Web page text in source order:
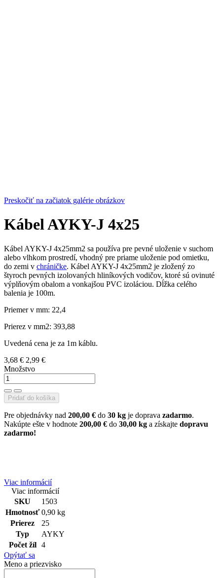
Preskočiť na začiatok galérie obrázkov
Kábel AYKY-J 4x25
Kábel AYKY-J 4x25mm2 sa používa pre pevné uloženie v suchom
alebo vlhkom prostredí, vhodný pre priame uloženie pod omietku,
do zemi v chráničke. Kábel AYKY-J 4x25mm2 je zložený zo
štyroch pevných izolovaných hliníkových vodičov, ktoré sú ovinuté
výplňovým obalom a vonkajšou PVC izoláciou. Dĺžka celého
balenia je 100m.
Priemer v mm: 22,4
Prierez v mm2: 393,88
Uvedená cena je za 1m káblu.
3,68 € 2,99 €
Množstvo
Pridať do košíka
Pre objednávky nad 200,00 € do 30 kg je doprava zadarmo.
Nakúpte ešte v hodnote 200,00 € do 30,00 kg a získajte dopravu
zadarmo!
Viac informácií
Viac informácií
SKU
1503
Hmotnosť 0,90 kg
Prierez
25
Typ
AYKY
Počet žíl
4
Opýtať sa
Meno a priezvisko